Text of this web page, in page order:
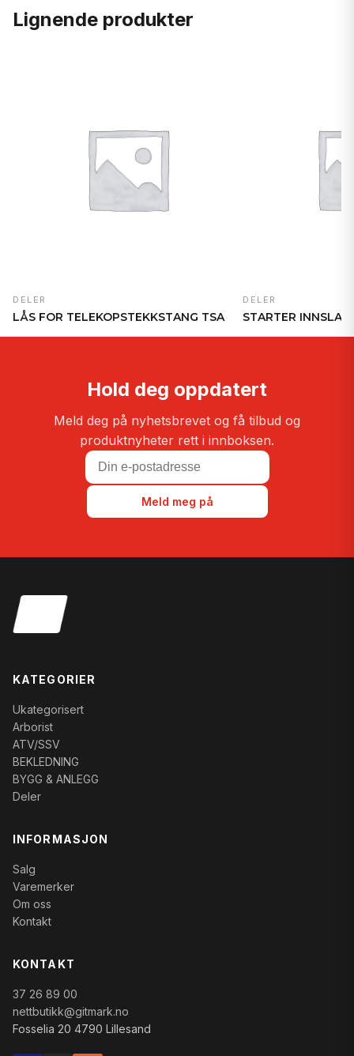
Lignende produkter
DELER
LÅS FOR TELEKOPSTEKKSTANG TSA
DELER
STARTER
Hold deg oppdatert
Meld deg på nyhetsbrevet og få tilbud og
produktnyheter rett i innboksen.
Meld meg på
KATEGORIER
Ukategorisert
Arborist
ATV/SSV
BEKLEDNING
BYGG & ANLEGG
Deler
INFORMASJON
Salg
Varemerker
Om oss
Kontakt
KONTAKT
37 26 89 00
nettbutikk@gitmark.no
Fosselia 20 4790 Lillesand